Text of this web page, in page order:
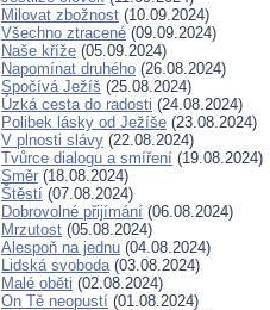
Milovat zbožnost (10.09.2024)
Všechno ztracené (09.09.2024)
Naše kříže (05.09.2024)
Napomínat druhého (26.08.2024)
Spočívá Ježíš (25.08.2024)
Úzká cesta do radosti (24.08.2024)
Polibek lásky od Ježíše (23.08.2024)
V plnosti slávy (22.08.2024)
Tvůrce dialogu a smíření (19.08.2024)
Směr (18.08.2024)
Štěstí (07.08.2024)
Dobrovolné přijímání (06.08.2024)
Mrzutost (05.08.2024)
Alespoň na jednu (04.08.2024)
Lidská svoboda(03.08.2024)
Malé oběti (02.08.2024)
On Tě neopustí (01.08.2024)